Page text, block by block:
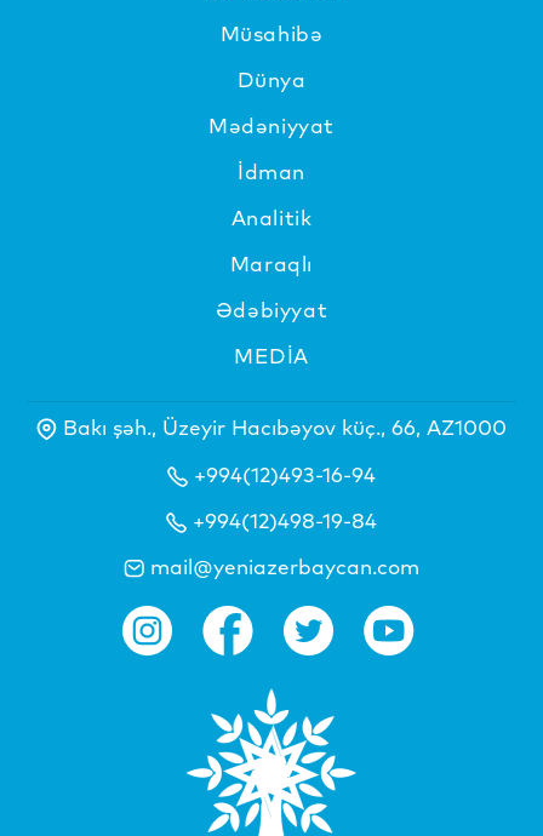
Müsahibə
Dünya
Mədəniyyat
İdman
Analitik
Maraqlı
Ədəbiyyat
MEDİA
Bakı şəh., Üzeyir Hacıbəyov küç., 66, AZ1000
+994(12)493-16-94
+994(12)498-19-84
mail@yeniazerbaycan.com